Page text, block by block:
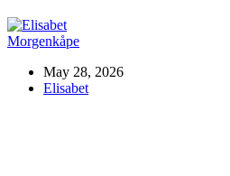
Morgenkåpe
May 28, 2026
Elisabet